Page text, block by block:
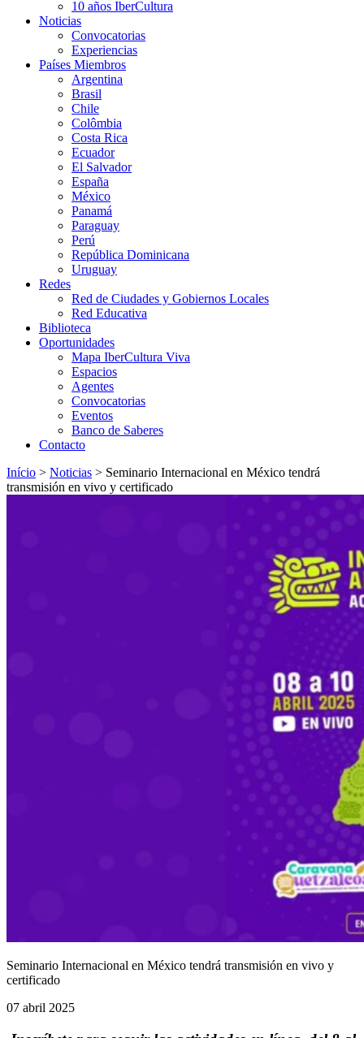
10 años IberCultura
Noticias
Convocatorias
Experiencias
Países Miembros
Argentina
Brasil
Chile
Colômbia
Costa Rica
Ecuador
El Salvador
España
México
Panamá
Paraguay
Perú
República Dominicana
Uruguay
Redes
Red de Ciudades y Gobiernos Locales
Red Educativa
Biblioteca
Oportunidades
Mapa IberCultura Viva
Espacios
Agentes
Convocatorias
Eventos
Banco de Saberes
Contacto
Início > Noticias > Seminario Internacional en México tendrá
transmisión en vivo y certificado
Seminario Internacional en México tendrá transmisión en vivo y
certificado
07 abril 2025